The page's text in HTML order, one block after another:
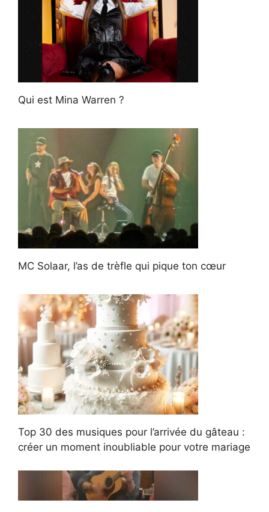
Qui est Mina Warren ?
MC Solaar, l’as de trèfle qui pique ton cœur
Top 30 des musiques pour l’arrivée du gâteau :
créer un moment inoubliable pour votre mariage